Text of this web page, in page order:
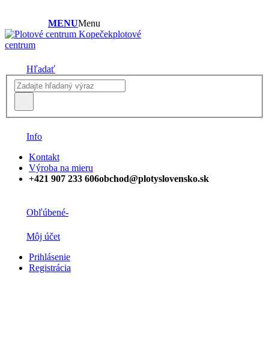
MENUMenu
plotové
centrum
Hľadať
Info
Kontakt
Výroba na mieru
+421 907 233 606obchod@plotyslovensko.sk
Obľúbené-
Môj účet
Prihlásenie
Registrácia